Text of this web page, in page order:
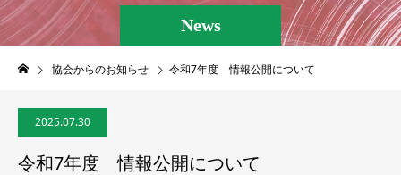
News
協会からのお知らせ 令和7年度 情報公開について
2025.07.30
令和7年度 情報公開について